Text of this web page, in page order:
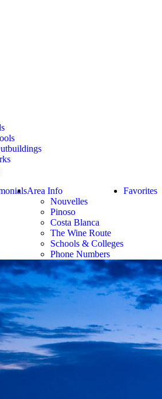
Favorites
Area Info
Nouvelles
Pinoso
Costa Blanca
The Wine Route
Schools & Colleges
Phone Numbers